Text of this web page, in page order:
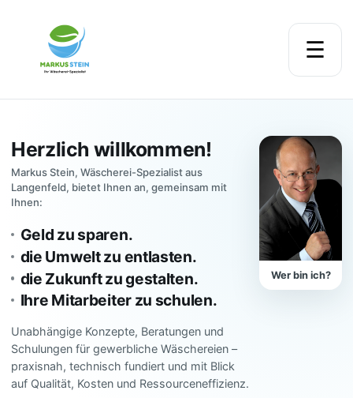
☰
Herzlich willkommen!
Markus Stein, Wäscherei-Spezialist aus
Langenfeld, bietet Ihnen an, gemeinsam mit
Ihnen:
Wer bin ich?
Geld zu sparen.
die Umwelt zu entlasten.
die Zukunft zu gestalten.
Ihre Mitarbeiter zu schulen.
Unabhängige Konzepte, Beratungen und
Schulungen für gewerbliche Wäschereien –
praxisnah, technisch fundiert und mit Blick
auf Qualität, Kosten und Ressourceneffizienz.